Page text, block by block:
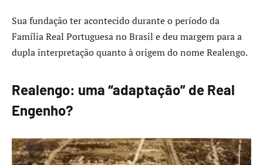
Sua fundação ter acontecido durante o período da
Família Real Portuguesa no Brasil e deu margem para a
dupla interpretação quanto à origem do nome Realengo.
Realengo: uma “adaptação” de Real
Engenho?